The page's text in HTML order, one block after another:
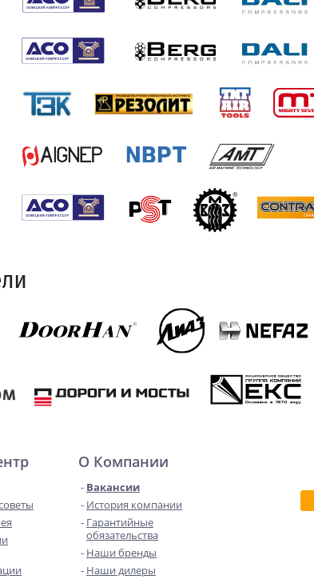
О Компании
Вакансии
История компании
Гарантийные
обязательства
Наши бренды
Наши дилеры